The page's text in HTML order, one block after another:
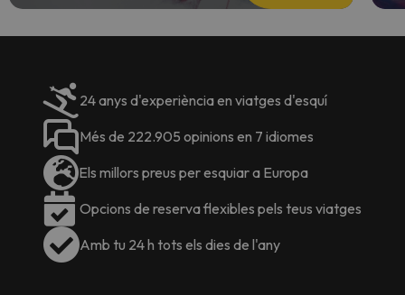
24 anys d'experiència en viatges d'esquí
Més de 222.905 opinions en 7 idiomes
Els millors preus per esquiar a Europa
Opcions de reserva flexibles pels teus viatges
Amb tu 24 h tots els dies de l'any